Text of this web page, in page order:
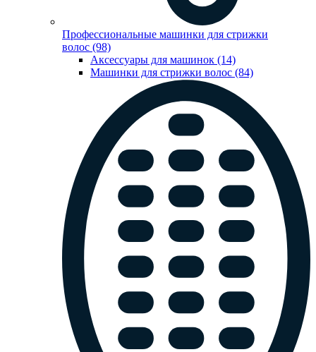
Профессиональные машинки для стрижки
волос (98)
Аксессуары для машинок (14)
Машинки для стрижки волос (84)